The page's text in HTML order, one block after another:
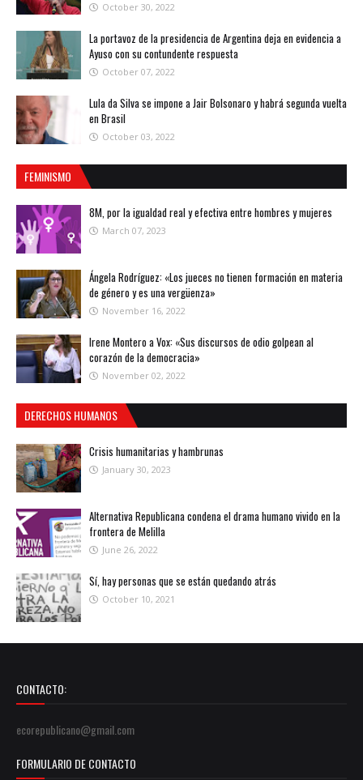
October 30, 2022
La portavoz de la presidencia de Argentina deja en evidencia a
Ayuso con su contundente respuesta
October 07, 2022
Lula da Silva se impone a Jair Bolsonaro y habrá segunda vuelta
en Brasil
October 03, 2022
FEMINISMO
8M, por la igualdad real y efectiva entre hombres y mujeres
March 07, 2023
Ángela Rodríguez: «Los jueces no tienen formación en materia
de género y es una vergüenza»
November 16, 2022
Irene Montero a Vox: «Sus discursos de odio golpean al
corazón de la democracia»
November 02, 2022
DERECHOS HUMANOS
Crisis humanitarias y hambrunas
January 30, 2023
Alternativa Republicana condena el drama humano vivido en la
frontera de Melilla
June 26, 2022
Sí, hay personas que se están quedando atrás
October 10, 2021
CONTACTO:
ecorepublicano@gmail.com
FORMULARIO DE CONTACTO